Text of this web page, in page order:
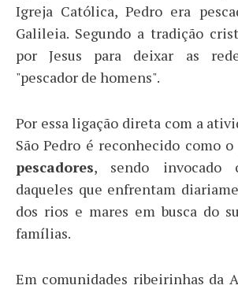
Igreja Católica, Pedro era
Galileia. Segundo a tradição
por Jesus para deixar as
"pescador de homens".
Por essa ligação direta com a
São Pedro é reconhecido como o
pescadores, sendo invocado
daqueles que enfrentam
dos rios e mares em busca do
famílias.
Em comunidades ribeirinhas da